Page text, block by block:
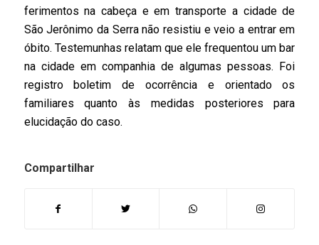
ferimentos na cabeça e em transporte a cidade de
São Jerônimo da Serra não resistiu e veio a entrar em
óbito. Testemunhas relatam que ele frequentou um bar
na cidade em companhia de algumas pessoas. Foi
registro boletim de ocorrência e orientado os
familiares quanto às medidas posteriores para
elucidação do caso.
Compartilhar